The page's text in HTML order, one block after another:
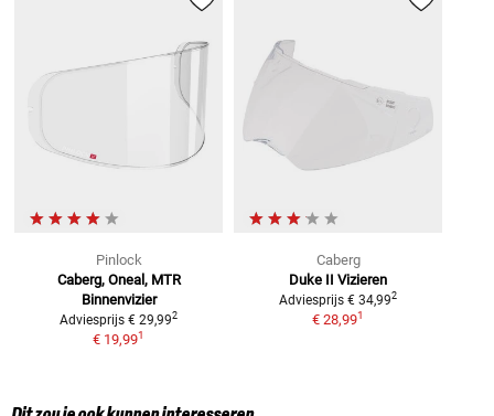
Pinlock
Caberg, Oneal, MTR
Binnenvizier
Adviesprijs € 29,992
€ 19,991
Caberg
Duke II Vizieren
Adviesprijs € 34,992
€ 28,991